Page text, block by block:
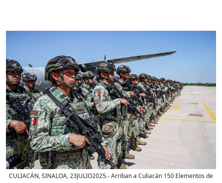
CULIACÁN, SINALOA, 23JULIO2025.- Arriban a Culiacán 150 Elementos de